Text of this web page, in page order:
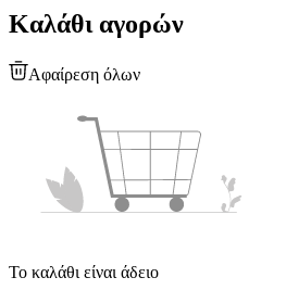
Καλάθι αγορών
Αφαίρεση όλων
Το καλάθι είναι άδειο